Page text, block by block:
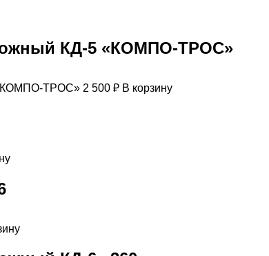
КД-5 «КОМПО-ТРОС»
2 500 ₽ В корзину